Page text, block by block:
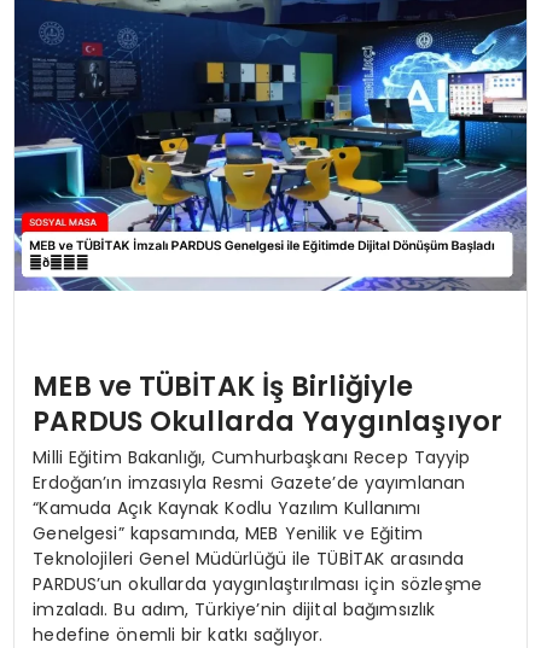
MEB ve TÜBİTAK İş Birliğiyle
PARDUS Okullarda Yaygınlaşıyor
Milli Eğitim Bakanlığı, Cumhurbaşkanı Recep Tayyip
Erdoğan’ın imzasıyla Resmi Gazete’de yayımlanan
“Kamuda Açık Kaynak Kodlu Yazılım Kullanımı
Genelgesi” kapsamında, MEB Yenilik ve Eğitim
Teknolojileri Genel Müdürlüğü ile TÜBİTAK arasında
PARDUS’un okullarda yaygınlaştırılması için sözleşme
imzaladı. Bu adım, Türkiye’nin dijital bağımsızlık
hedefine önemli bir katkı sağlıyor.